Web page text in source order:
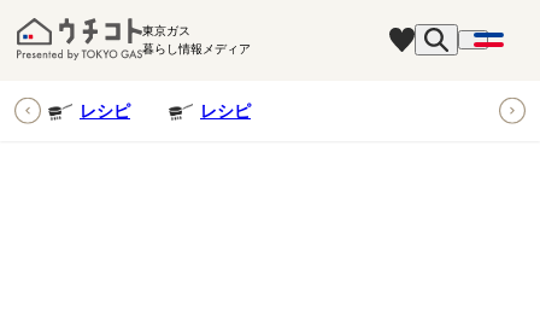
東京ガス
暮らし情報メディア
レシピ レシピ